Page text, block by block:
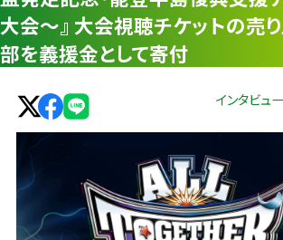
ロ
レ
ス
リ
大会～』 大会視聴チケットの売
部を義援金として寄付
インタビュー